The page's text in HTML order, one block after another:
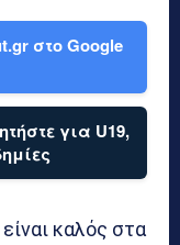
στο Google
για U19,
καλός στα